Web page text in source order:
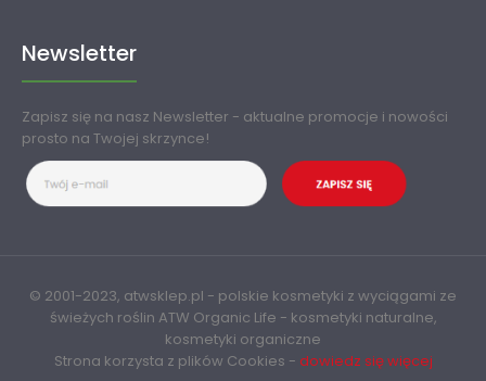
Newsletter
Zapisz się na nasz Newsletter - aktualne promocje i nowości
prosto na Twojej skrzynce!
© 2001-2023, atwsklep.pl - polskie kosmetyki z wyciągami ze
świeżych roślin ATW Organic Life - kosmetyki naturalne,
kosmetyki organiczne
Strona korzysta z plików Cookies - dowiedz się więcej